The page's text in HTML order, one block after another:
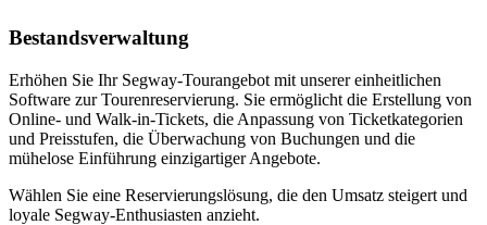
Bestandsverwaltung
Erhöhen Sie Ihr Segway-Tourangebot mit unserer einheitlichen
Software zur Tourenreservierung. Sie ermöglicht die Erstellung von
Online- und Walk-in-Tickets, die Anpassung von Ticketkategorien
und Preisstufen, die Überwachung von Buchungen und die
mühelose Einführung einzigartiger Angebote.
Wählen Sie eine Reservierungslösung, die den Umsatz steigert und
loyale Segway-Enthusiasten anzieht.